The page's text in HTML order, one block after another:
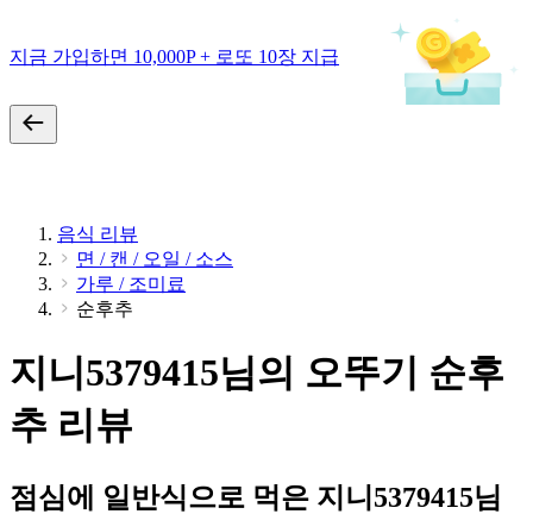
지금 가입하면 10,000P + 로또 10장 지급
음식 리뷰
면 / 캔 / 오일 / 소스
가루 / 조미료
순후추
지니5379415님의 오뚜기 순후
추 리뷰
점심에 일반식으로 먹은 지니5379415님